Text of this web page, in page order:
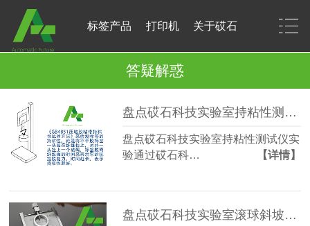
标签产品 打印机 关于砹石
答疑解惑
盘点砹石科技实验室持粘性测试仪
盘点砹石科技实验室持粘性测试仪实
验通过砹石科…
【详情】
盘点砹石科技实验室滚球斜坡粘力测试仪